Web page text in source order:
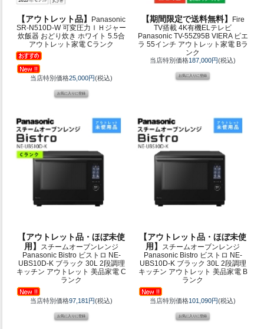
【アウトレット品】
Panasonic
SR-N510D-W 可変圧力ＩＨジャー
炊飯器 おどり炊き ホワイト 5.5合
アウトレット家電 Cランク
当店特別価格25,000円(税込)
【期間限定で送料無料】
Fire
TV搭載 4K有機ELテレビ
Panasonic TV-55Z95B VIERA ビエ
ラ 55インチ アウトレット家電 Bラ
ンク
当店特別価格187,000円(税込)
【アウトレット品・ほぼ未使
用】
スチームオーブンレンジ
Panasonic Bistro ビストロ NE-
UBS10D-K ブラック 30L 2段調理
キッチン アウトレット 美品家電 C
ランク
当店特別価格97,181円(税込)
【アウトレット品・ほぼ未使
用】
スチームオーブンレンジ
Panasonic Bistro ビストロ NE-
UBS10D-K ブラック 30L 2段調理
キッチン アウトレット 美品家電 B
ランク
当店特別価格101,090円(税込)